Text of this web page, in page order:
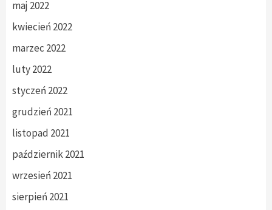
maj 2022
kwiecień 2022
marzec 2022
luty 2022
styczeń 2022
grudzień 2021
listopad 2021
październik 2021
wrzesień 2021
sierpień 2021